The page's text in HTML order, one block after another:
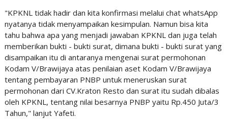
"KPKNL tidak hadir dan kita konfirmasi melalui chat whatsApp
nyatanya tidak menyampaikan kesimpulan. Namun bisa kita
tahu bahwa apa yang menjadi jawaban KPKNL dan juga telah
memberikan bukti - bukti surat, dimana bukti - bukti surat yang
disampaikan itu di antaranya mengenai surat permohonan
Kodam V/Brawijaya atas penilaian aset Kodam V/Brawijaya
tentang pembayaran PNBP untuk meneruskan surat
permohonan dari CV.Kraton Resto dan surat itu sudah dibalas
oleh KPKNL, tentang nilai besarnya PNBP yaitu Rp.450 Juta/3
Tahun," lanjut Yafeti.